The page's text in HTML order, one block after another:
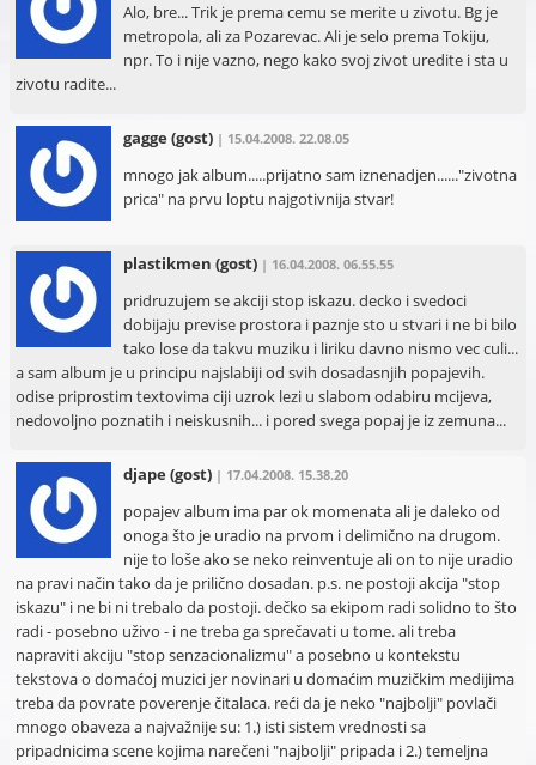
Alo, bre... Trik je prema cemu se merite u zivotu. Bg je
metropola, ali za Pozarevac. Ali je selo prema Tokiju,
npr. To i nije vazno, nego kako svoj zivot uredite i sta u
zivotu radite...
gagge(gost) | 15.04.2008. 22.08.05
mnogo jak album.....prijatno sam iznenadjen......"zivotna
prica" na prvu loptu najgotivnija stvar!
plastikmen (gost) | 16.04.2008. 06.55.55
pridruzujem se akciji stop iskazu. decko i svedoci
dobijaju previse prostora i paznje sto u stvari i ne bi bilo
tako lose da takvu muziku i liriku davno nismo vec culi...
a sam album je u principu najslabiji od svih dosadasnjih popajevih.
odise priprostim textovima ciji uzrok lezi u slabom odabiru mcijeva,
nedovoljno poznatih i neiskusnih... i pored svega popaj je iz zemuna...
djape(gost) | 17.04.2008. 15.38.20
popajev album ima par ok momenata ali je daleko od
onoga što je uradio na prvom i delimično na drugom.
nije to loše ako se neko reinventuje ali on to nije uradio
na pravi način tako da je prilično dosadan. p.s. ne postoji akcija "stop
iskazu" i ne bi ni trebalo da postoji. dečko sa ekipom radi solidno to što
radi - posebno uživo - i ne treba ga sprečavati u tome. ali treba
napraviti akciju "stop senzacionalizmu" a posebno u kontekstu
tekstova o domaćoj muzici jer novinari u domaćim muzičkim medijima
treba da povrate poverenje čitalaca. reći da je neko "najbolji" povlači
mnogo obaveza a najvažnije su: 1.) isti sistem vrednosti sa
pripadnicima scene kojima narečeni "najbolji" pripada i 2.) temeljna